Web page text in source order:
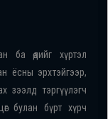
ба өдийг хүртэл
ёсны эрхтэйгээр,
зээлд тэргүүлэгч
булан бүрт хүрч